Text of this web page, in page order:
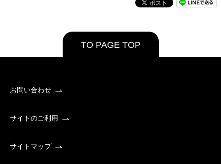
TO PAGE TOP
お問い合わせ
サイトのご利用
サイトマップ